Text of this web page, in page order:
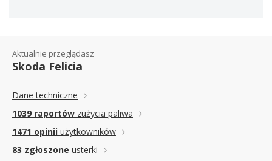
Aktualnie przeglądasz
Skoda Felicia
Dane techniczne
1039 raportów zużycia paliwa
1471 opinii użytkowników
83 zgłoszone usterki